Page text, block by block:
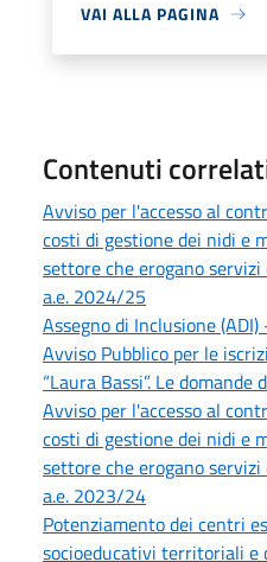
VAI ALLA PAGINA
Contenuti
Avviso per l'accesso al
costi di gestione dei nidi e
settore che erogano
a.e. 2024/25
Assegno di Inclusione
Avviso Pubblico per le
“Laura Bassi”. Le
Avviso per l'accesso al
costi di gestione dei nidi e
settore che erogano
a.e. 2023/24
Potenziamento dei centri
socioeducativi territoriali e